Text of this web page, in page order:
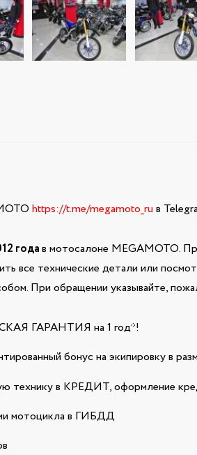
https://t.me/megamoto_ru в
годав мотосалоне MEGAMOTO.
все технические детали или
При обращении указывайте,
ГАРАНТИЯ на 1 год*!
бонус на экипировку в
технику в КРЕДИТ, оформление
мотоцикла в ГИБДД